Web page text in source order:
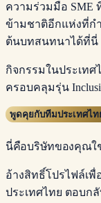
ความร่วมมือ SME
ข้ามชาติอีกแห่งที่ก
ต้นบทสนทนาได้ที่นี่
กิจกรรมในประเทศ
ครอบคลุมรุ่น
พูดคุยกับทีมประเทศไท
นี่คือบริษัทของคุณใ
อ้างสิทธิ์โปรไฟล์เ
ประเทศไทย ตอบก